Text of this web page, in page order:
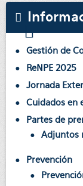
Gestión de
ReNPE 2025
Jornada
Cuidados en
Partes de
Adjuntos
Prevención